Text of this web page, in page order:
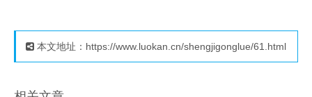
本文地址：https://www.luokan.cn/shengjigonglue/61.html